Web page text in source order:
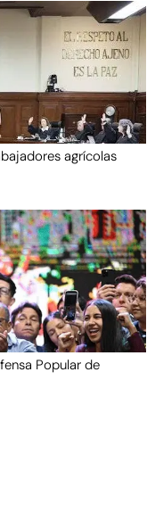
agrícolas
Popular de